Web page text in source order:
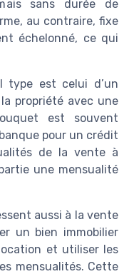
sans durée de
au contraire, fixe
échelonné, ce qui
type est celui d’un
propriété avec une
est souvent
pour un crédit
de la vente à
une mensualité
aussi à la vente
un bien immobilier
et utiliser les
mensualités. Cette